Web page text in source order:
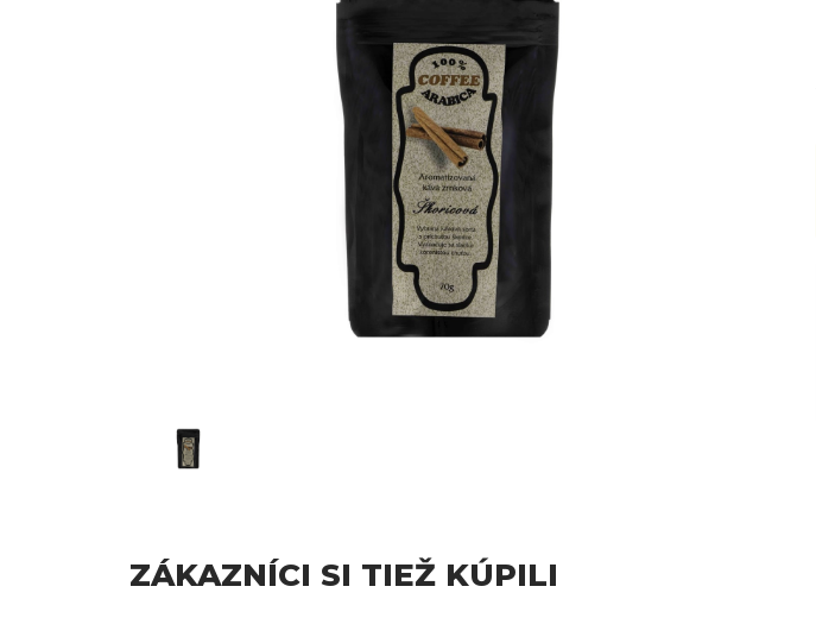
ZÁKAZNÍCI SI TIEŽ KÚPILI